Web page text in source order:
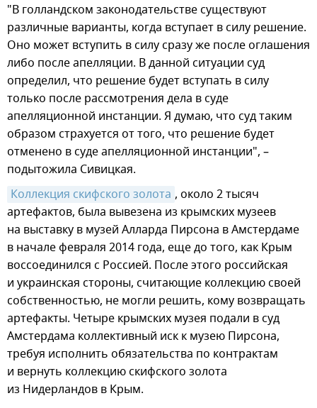
"В голландском законодательстве существуют
различные варианты, когда вступает в силу решение.
Оно может вступить в силу сразу же после оглашения
либо после апелляции. В данной ситуации суд
определил, что решение будет вступать в силу
только после рассмотрения дела в суде
апелляционной инстанции. Я думаю, что суд таким
образом страхуется от того, что решение будет
отменено в суде апелляционной инстанции", –
подытожила Сивицкая.
Коллекция скифского золота , около 2 тысяч
артефактов, была вывезена из крымских музеев
на выставку в музей Алларда Пирсона в Амстердаме
в начале февраля 2014 года, еще до того, как Крым
воссоединился с Россией. После этого российская
и украинская стороны, считающие коллекцию своей
собственностью, не могли решить, кому возвращать
артефакты. Четыре крымских музея подали в суд
Амстердама коллективный иск к музею Пирсона,
требуя исполнить обязательства по контрактам
и вернуть коллекцию скифского золота
из Нидерландов в Крым.